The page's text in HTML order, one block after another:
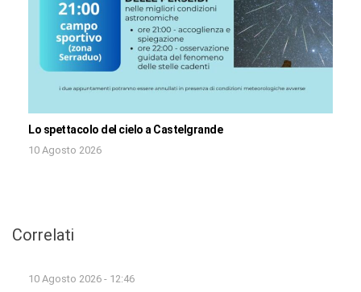
Lo spettacolo del cielo a Castelgrande
10 Agosto 2026
Correlati
10 Agosto 2026 - 12:46